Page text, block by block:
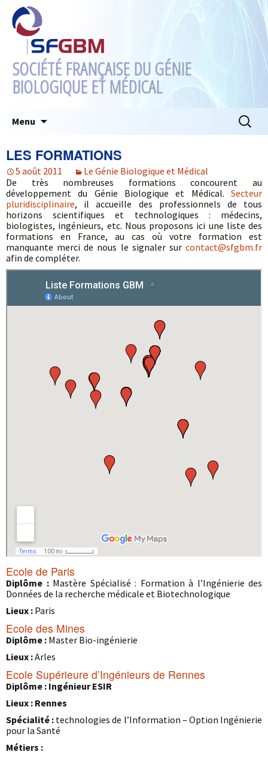
SOCIÉTÉ FRANÇAISE DU GÉNIE
BIOLOGIQUE ET MÉDICAL
Menu
LES FORMATIONS
5 août 2011
Le Génie Biologique et Médical
De très nombreuses formations concourent au
développement du Génie Biologique et Médical. Secteur
pluridisciplinaire, il accueille des professionnels de tous
horizons scientifiques et technologiques : médecins,
biologistes, ingénieurs, etc. Nous proposons ici une liste des
formations en France, au cas où votre formation est
manquante merci de nous le signaler sur contact@sfgbm.fr
afin de compléter.
Ecole de Paris
Diplôme : Mastère Spécialisé : Formation à l’Ingénierie des
Données de la recherche médicale et Biotechnologique
Lieux : Paris
Ecole des Mines
Diplôme : Master Bio-ingénierie
Lieux :Arles
Ecole Supérieure d’Ingénieurs de Rennes
Diplôme : Ingénieur ESIR
Lieux : Rennes
Spécialité : technologies de l’Information – Option Ingénierie
pour la Santé
Métiers :